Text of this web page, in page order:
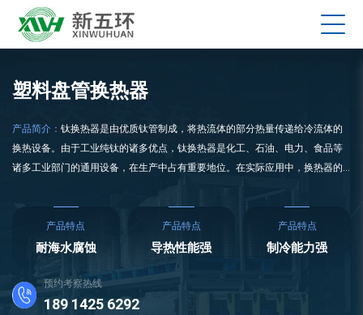
塑料盘管换热器
产品简介： 钛换热器是由优质钛管制成，将热流体的部分热量传递给冷流体的
换热设备。由于工业纯钛的诸多优点，钛换热器是化工、石油、电力、食品等
诸多工业部门的通用设备，在生产中占有重要地位。在实际应用中，换热器的
杂质常在受热面上沉积结晶形成水垢层，影响传热；有些溶质对热敏感，在高
温下停留时间过长，容易变质；有些材料的腐蚀性更强。或更高的粘度等。
产品特点
耐海水腐蚀
产品特点
导热性能强
产品特点
制冷能力强
预约考察热线
189 1425 6292